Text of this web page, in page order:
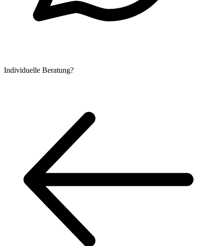
Individuelle Beratung?